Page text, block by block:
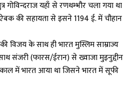
गोविन्दराज यहाँ से रणथम्भौर चला गया था
की सहायता से इसने 1194 ई. में चौहान
विजय के साथ ही भारत मुस्लिम साम्राज्य
संजरी (फारस/ईरान) से ख्वाजा मुइनुद्दीन
में भारत आया था जिसने भारत में सूफी